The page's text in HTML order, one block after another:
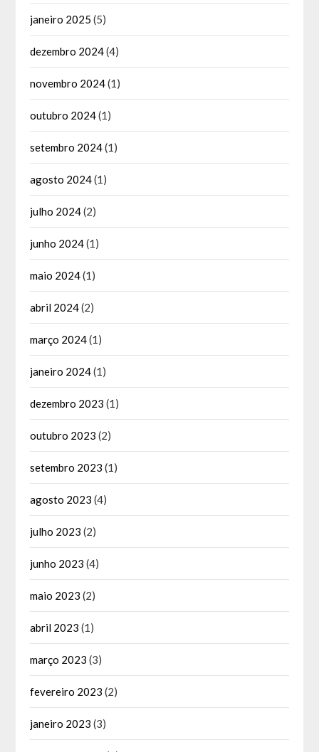
janeiro 2025 (5)
dezembro 2024(4)
novembro 2024(1)
outubro 2024(1)
setembro 2024(1)
agosto 2024(1)
julho 2024(2)
junho 2024(1)
maio 2024(1)
abril 2024(2)
março 2024(1)
janeiro 2024(1)
dezembro 2023 (1)
outubro 2023 (2)
setembro 2023 (1)
agosto 2023 (4)
julho 2023 (2)
junho 2023 (4)
maio 2023 (2)
abril 2023 (1)
março 2023 (3)
fevereiro 2023 (2)
janeiro 2023 (3)